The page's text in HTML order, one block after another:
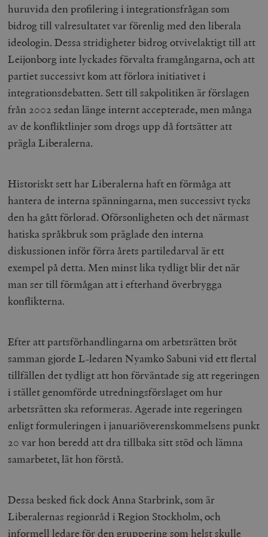
huruvida den profilering i integrationsfrågan som
bidrog till valresultatet var förenlig med den liberala
ideologin. Dessa stridigheter bidrog otvivelaktigt till att
Leijonborg inte lyckades förvalta framgångarna, och att
partiet successivt kom att förlora initiativet i
integrationsdebatten. Sett till sakpolitiken är förslagen
från 2002 sedan länge internt accepterade, men många
av de konfliktlinjer som drogs upp då fortsätter att
prägla Liberalerna.
Historiskt sett har Liberalerna haft en förmåga att
hantera de interna spänningarna, men successivt tycks
den ha gått förlorad. Oförsonligheten och det närmast
hatiska språkbruk som präglade den interna
diskussionen inför förra årets partiledarval är ett
exempel på detta. Men minst lika tydligt blir det när
man ser till förmågan att i efterhand överbrygga
konflikterna.
Efter att partsförhandlingarna om arbetsrätten bröt
samman gjorde L-ledaren Nyamko Sabuni vid ett flertal
tillfällen det tydligt att hon förväntade sig att regeringen
i stället genomförde utredningsförslaget om hur
arbetsrätten ska reformeras. Agerade inte regeringen
enligt formuleringen i januariöverenskommelsens punkt
20 var hon beredd att dra tillbaka sitt stöd och lämna
samarbetet, lät hon förstå.
Dessa besked fick dock Anna Starbrink, som är
Liberalernas regionråd i Region Stockholm, och
informell ledare för den gruppering som helst skulle